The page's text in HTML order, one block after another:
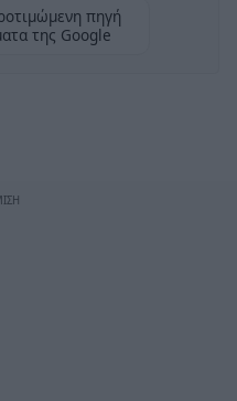
πηγή
της Google